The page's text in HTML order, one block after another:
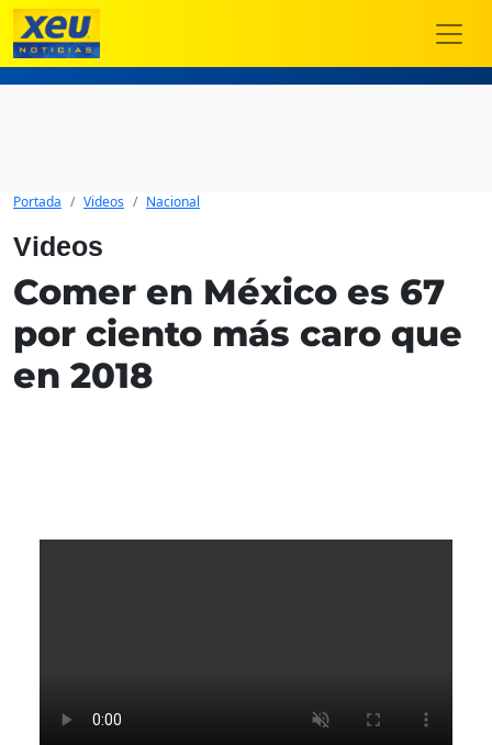
Portada Videos Nacional
Videos
Comer en México es 67
por ciento más caro que
en 2018